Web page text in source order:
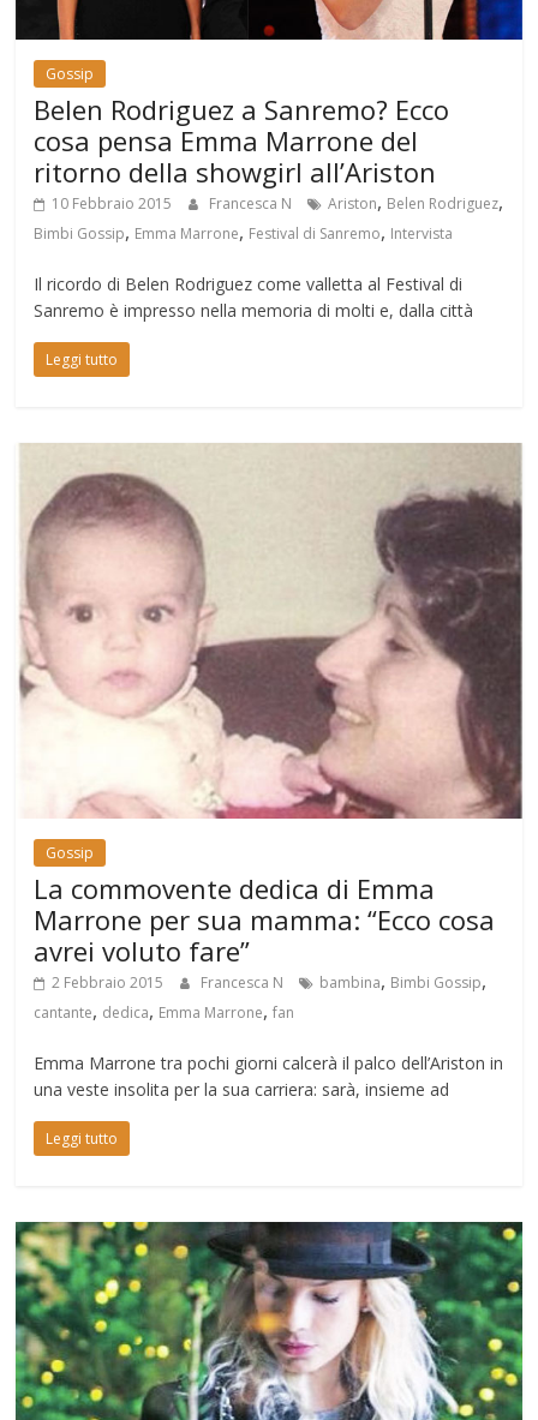
Gossip
Belen Rodriguez a Sanremo? Ecco
cosa pensa Emma Marrone del
ritorno della showgirl all’Ariston
10 Febbraio 2015 Francesca N Ariston, Belen Rodriguez,
Bimbi Gossip, Emma Marrone, Festival di Sanremo, Intervista
Il ricordo di Belen Rodriguez come valletta al Festival di
Sanremo è impresso nella memoria di molti e, dalla città
Leggi tutto
Gossip
La commovente dedica di Emma
Marrone per sua mamma: “Ecco cosa
avrei voluto fare”
2 Febbraio 2015 Francesca N bambina, Bimbi Gossip,
cantante, dedica, Emma Marrone,fan
Emma Marrone tra pochi giorni calcerà il palco dell’Ariston in
una veste insolita per la sua carriera: sarà, insieme ad
Leggi tutto